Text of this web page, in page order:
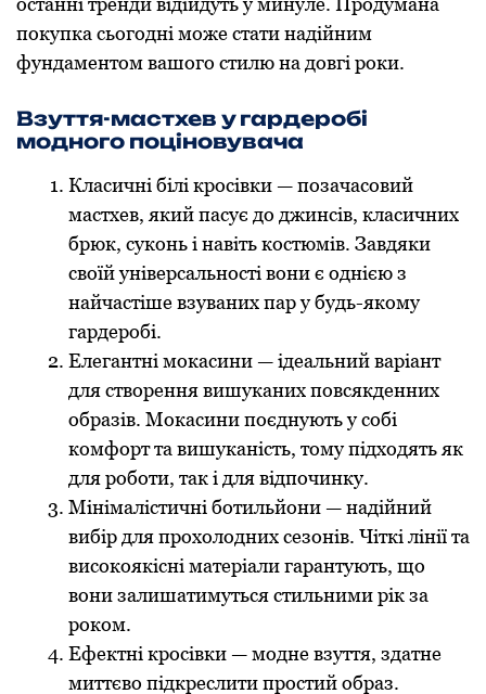
покупка сьогодні може стати надійним
фундаментом вашого стилю на довгі роки.
Взуття-мастхев у гардеробі
модного поціновувача
Класичні білі кросівки — позачасовий
мастхев, який пасує до джинсів, класичних
брюк, суконь і навіть костюмів. Завдяки
своїй універсальності вони є однією з
найчастіше взуваних пар у будь-якому
гардеробі.
Елегантні мокасини — ідеальний варіант
для створення вишуканих повсякденних
образів. Мокасини поєднують у собі
комфорт та вишуканість, тому підходять як
для роботи, так і для відпочинку.
Мінімалістичні ботильйони — надійний
вибір для прохолодних сезонів. Чіткі лінії та
високоякісні матеріали гарантують, що
вони залишатимуться стильними рік за
роком.
Ефектні кросівки — модне взуття, здатне
миттєво підкреслити простий образ.